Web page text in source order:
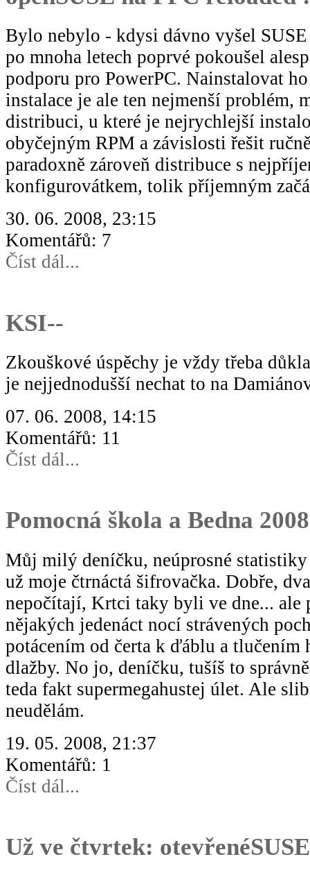
Bylo nebylo - kdysi dávno vyšel
po mnoha letech poprvé pokoušel
podporu pro PowerPC. Nainstalovat
instalace je ale ten nejmenší problém,
distribuci, u které je nejrychlejší
obyčejným RPM a závislosti řešit
paradoxně zároveň distribuce s
konfigurovátkem, tolik příjemným
30. 06. 2008, 23:15
Komentářů: 7
Číst dál...
KSI--
Zkouškové úspěchy je vždy třeba
je nejjednodušší nechat to na
07. 06. 2008, 14:15
Komentářů: 11
Číst dál...
Pomocná škola a Bedna 2008
Můj milý deníčku, neúprosné
už moje čtrnáctá šifrovačka. Dobře,
nepočítají, Krtci taky byli ve dne... ale
nějakých jedenáct nocí strávených
potácením od čerta k ďáblu a tlučením
dlažby. No jo, deníčku, tušíš to
teda fakt supermegahustej úlet. Ale
neudělám.
19. 05. 2008, 21:37
Komentářů: 1
Číst dál...
Už ve čtvrtek: